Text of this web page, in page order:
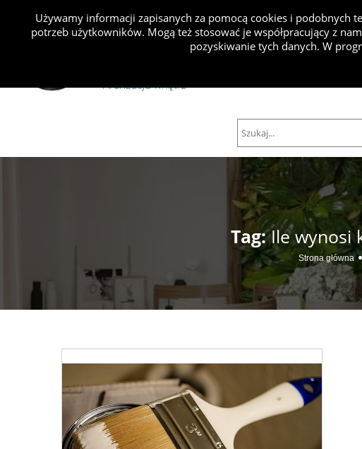
Projekty
Tag:Ile wynosi
Strona główna
Używamy informacji zapisanych za pomocą cookies i podobnych
potrzeb użytkowników. Mogą też stosować je współpracujący z
pozyskiwanie tych danych. W